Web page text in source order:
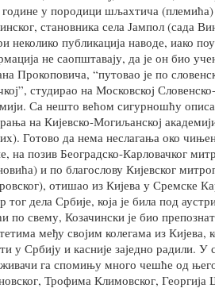
године у породици шљахтича
становника села Јампол (сада
неколико публикација наводе, иако
не саопштавају, да је он био
Прокоповича, “путовао је по
студирао на Московској
Са нешто већом сигурношћу
на Кијевско-Могиљанској
Готово да нема неслагања око
на позив Београдско-Карловачког
и по благослову Кијевског
отишао из Кијева у Сремске
тог дела Србије, која је била под
по свему, Козачински је био
међу својим колегама из Кијева,
у Србију и касније заједно радили. У
га спомињу много чешће од
Трофима Климовског,